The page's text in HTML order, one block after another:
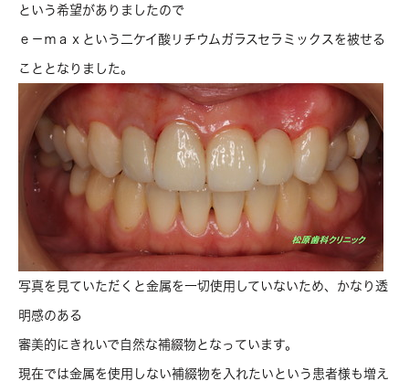
という希望がありましたので
ｅ－ｍａｘという二ケイ酸リチウムガラスセラミックスを被せる
こととなりました。
写真を見ていただくと金属を一切使用していないため、かなり透
明感のある
審美的にきれいで自然な補綴物となっています。
現在では金属を使用しない補綴物を入れたいという患者様も増え